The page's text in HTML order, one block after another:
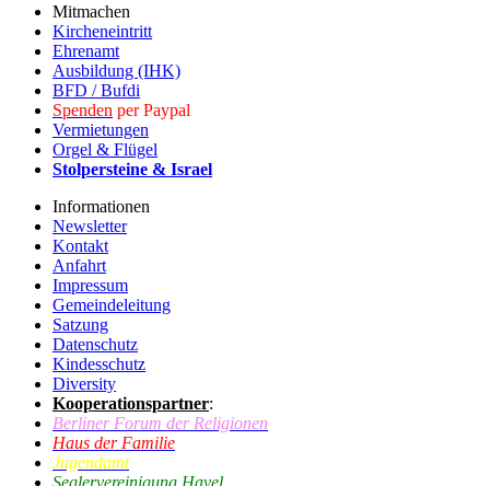
Mitmachen
Kircheneintritt
Ehrenamt
Ausbildung (IHK)
BFD / Bufdi
Spenden per Paypal
Vermietungen
Orgel & Flügel
Stolpersteine & Israel
Informationen
Newsletter
Kontakt
Anfahrt
Impressum
Gemeindeleitung
Satzung
Datenschutz
Kindesschutz
Diversity
Kooperationspartner:
Berliner Forum der Religionen
Haus der Familie
Jugendamt
Seglervereinigung Havel